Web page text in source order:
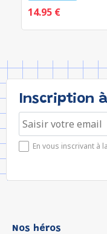
14.95 €
Inscription
En vous inscrivant à
Nos héros